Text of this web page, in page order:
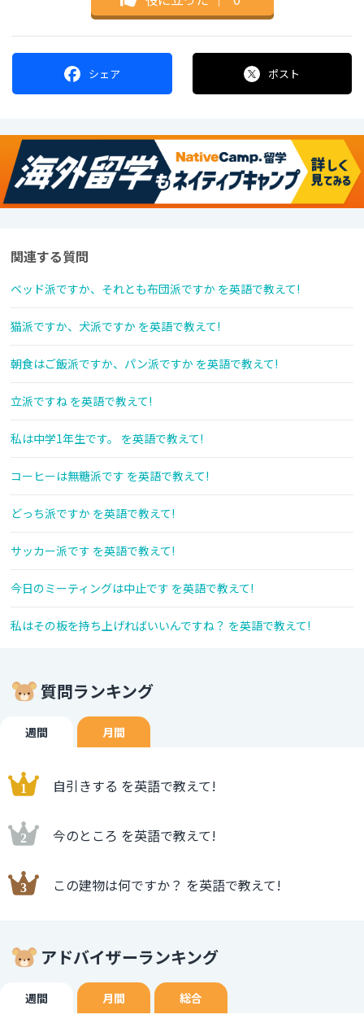
シェア ポスト
関連する質問
ベッド派ですか、それとも布団派ですか を英語で教えて!
猫派ですか、犬派ですか を英語で教えて!
朝食はご飯派ですか、パン派ですか を英語で教えて!
立派ですね を英語で教えて!
私は中学1年生です。 を英語で教えて!
コーヒーは無糖派です を英語で教えて!
どっち派ですか を英語で教えて!
サッカー派です を英語で教えて!
今日のミーティングは中止です を英語で教えて!
私はその板を持ち上げればいいんですね？ を英語で教えて!
質問ランキング
週間 月間
自引きする を英語で教えて!
今のところ を英語で教えて!
この建物は何ですか？ を英語で教えて!
アドバイザーランキング
週間 月間 総合